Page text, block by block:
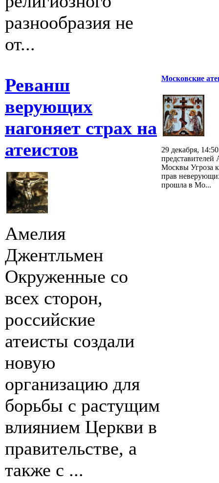
разнообразия не
от...
Реванш
верующих
нагоняет страх на
атеистов
Амелия
Джентльмен
Окруженные со
всех сторон,
российские
атеисты создали
новую
организацию для
борьбы с растущим
влиянием Церкви в
правительстве, а
также с ...
Московские
29 декабря,
представителей
Москвы Угроза
прав
прошла в Мо...